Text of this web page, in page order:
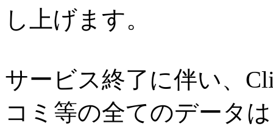
し上げます。
サービス終了に伴い、
コミ等の全てのデータ